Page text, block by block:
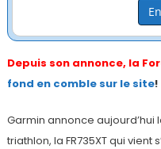
Depuis son annonce, la
fond en comble sur le site!
Garmin annonce aujourd’hui
triathlon, la FR735XT qui